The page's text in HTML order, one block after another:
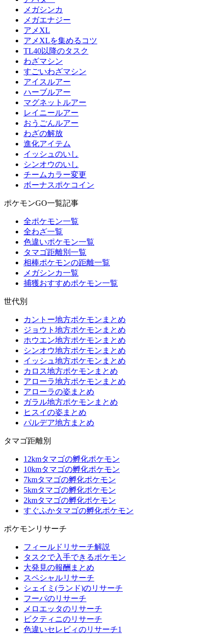
メガシンカ
メガエナジー
アメXL
アメXLを集めるコツ
TL40以降のタスク
わざマシン
すごいわざマシン
アイスルアー
ハーブルアー
マグネットルアー
レイニールアー
おうごんルアー
わざの解放
進化アイテム
イッシュのいし
シンオウのいし
チームカラー変更
ボーナスポケコイン
ポケモンGO一覧記事
全ポケモン一覧
全わざ一覧
色違いポケモン一覧
タマゴ距離別一覧
相棒ポケモンの距離一覧
メガシンカ一覧
捕獲おすすめポケモン一覧
世代別
カントー地方ポケモンまとめ
ジョウト地方ポケモンまとめ
ホウエン地方ポケモンまとめ
シンオウ地方ポケモンまとめ
イッシュ地方ポケモンまとめ
カロス地方ポケモンまとめ
アローラ地方ポケモンまとめ
アローラの姿まとめ
ガラル地方ポケモンまとめ
ヒスイの姿まとめ
パルデア地方まとめ
タマゴ距離別
12kmタマゴの孵化ポケモン
10kmタマゴの孵化ポケモン
7kmタマゴの孵化ポケモン
5kmタマゴの孵化ポケモン
2kmタマゴの孵化ポケモン
すぐふかタマゴの孵化ポケモン
ポケモンリサーチ
フィールドリサーチ解説
タスクで入手できるポケモン
大発見の報酬まとめ
スペシャルリサーチ
シェイミ(ランド)のリサーチ
フーパのリサーチ
メロエッタのリサーチ
ビクティニのリサーチ
色違いセレビィのリサーチ1